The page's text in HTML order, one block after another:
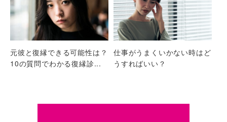
元彼と復縁できる可能性は？
10の質問でわかる復縁診...
仕事がうまくいかない時はど
うすればいい？